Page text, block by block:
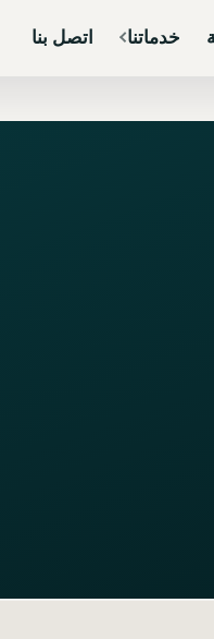
خدماتنا اتصل بنا